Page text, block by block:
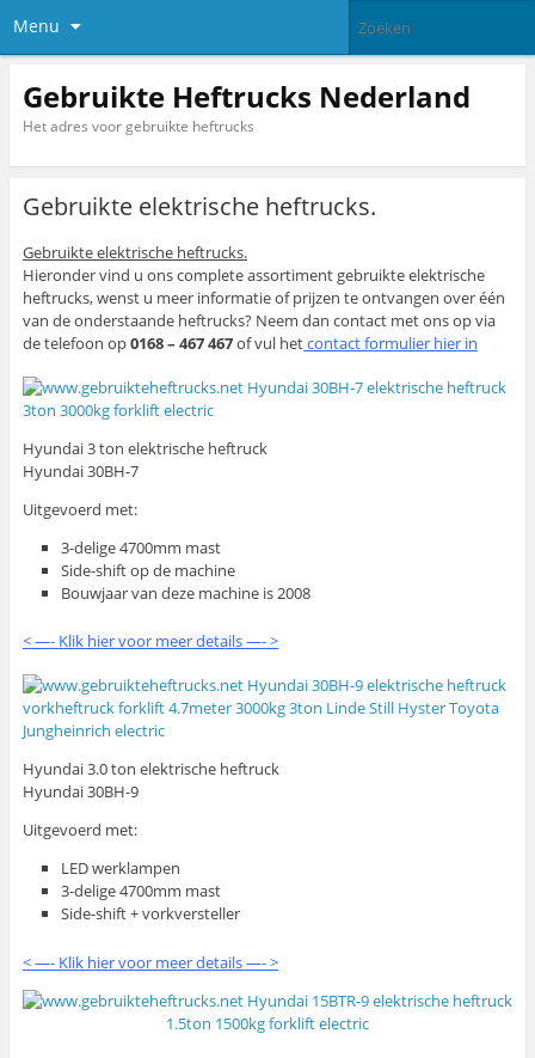
Menu
Gebruikte Heftrucks Nederland
Het adres voor gebruikte heftrucks
Gebruikte elektrische heftrucks.
Gebruikte elektrische heftrucks.
Hieronder vind u ons complete assortiment gebruikte elektrische
heftrucks, wenst u meer informatie of prijzen te ontvangen over één
van de onderstaande heftrucks? Neem dan contact met ons op via
de telefoon op0168 – 467 467of vul hetcontact formulier hier in
Hyundai 3 ton elektrische heftruck
Hyundai 30BH-7
Uitgevoerd met:
3-delige 4700mm mast
Side-shift op de machine
Bouwjaar van deze machine is 2008
< —- Klik hier voor meer details —- >
Hyundai 3.0 ton elektrische heftruck
Hyundai 30BH-9
Uitgevoerd met:
LED werklampen
3-delige 4700mm mast
Side-shift + vorkversteller
< —- Klik hier voor meer details —- >